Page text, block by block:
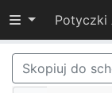
Przełącz
Skopiuj do